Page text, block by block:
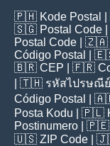
🇵🇭 Kode Postal
🇸🇬 Postal Code
Postal Code | 🇿🇦
Código Postal
|
🇧🇷 CEP | 🇫🇷
| 🇹🇭 รหัสไปรษณีย์
Código Postal
|
Posta Kodu | 🇵🇱
Postinumero | 🇵🇪
🇺🇸 ZIP Code |